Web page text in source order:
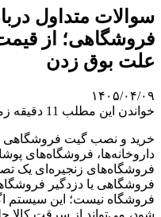
سوالات متداول
فروشگاهی؛ از
علت بوق زدن
۱۴۰۵/۰۴/۰۹
خواندن این مطلب 11 دقیقه زمان میبرد
خرید و نصب گیت فروشگاهی
داروخانه‌ها، فروشگاه‌های
فروشگاه‌های زنجیره‌ای یک
فروشگاهی یا دزدگیر
فروشگاه نیست؛ این سیستم
شود، می‌تواند از سرقت کالا